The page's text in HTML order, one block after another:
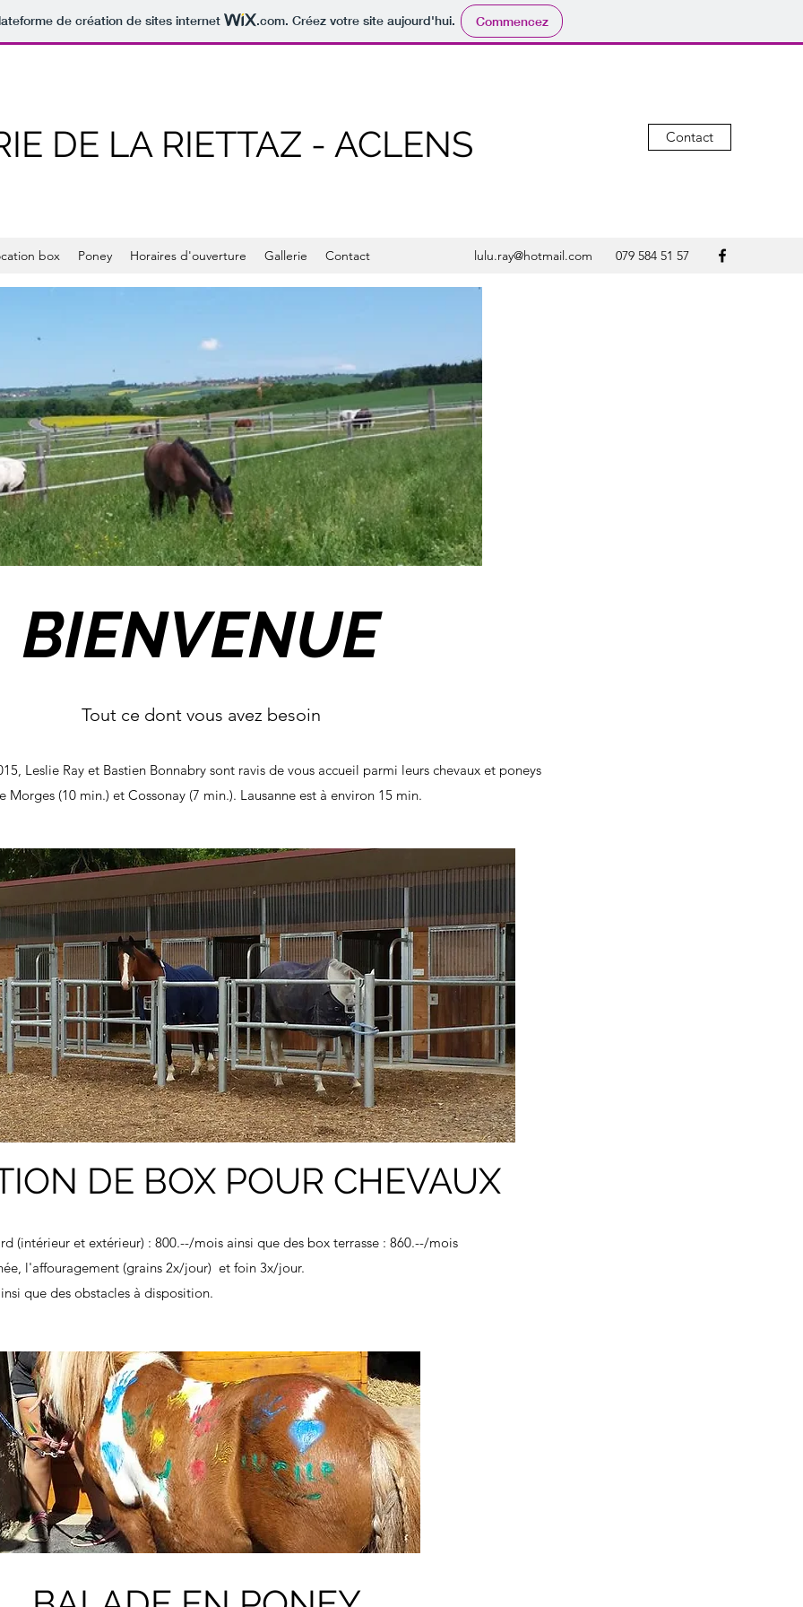
de création de sites internet .com. Créez votre site aujourd'hui. Commencez
DE LA RIETTAZ - ACLENS Contact
box Poney Horaires d'ouverture Gallerie Contact lulu.ray@hotmail.com 079 584 51 57
BIENVENUE
Tout ce dont vous avez besoin
Leslie Ray et Bastien Bonnabry sont ravis de vous accueil parmi leurs chevaux et poneys
Morges (10 min.) et Cossonay (7 min.). Lausanne est à environ 15 min.
DE BOX POUR CHEVAUX
(intérieur et extérieur) : 800.--/mois ainsi que des box terrasse : 860.--/mois
l'affouragement (grains 2x/jour) et foin 3x/jour.
que des obstacles à disposition.